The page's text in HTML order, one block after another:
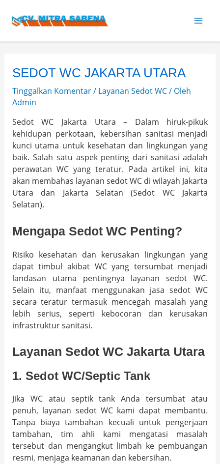
konten
SEDOT WC JAKARTA UTARA
Tinggalkan Komentar/ Layanan Sedot WC/ Oleh
Admin
Sedot WC Jakarta Utara – Dalam hiruk-pikuk
kehidupan perkotaan, kebersihan sanitasi menjadi
kunci utama untuk kesehatan dan lingkungan yang
baik. Salah satu aspek penting dari sanitasi adalah
perawatan WC yang teratur. Pada artikel ini, kita
akan membahas layanan sedot WC di wilayah Jakarta
Utara dan Jakarta Selatan (Sedot WC Jakarta
Selatan).
Mengapa Sedot WC Penting?
Risiko kesehatan dan kerusakan lingkungan yang
dapat timbul akibat WC yang tersumbat menjadi
landasan utama pentingnya layanan sedot WC.
Selain itu, manfaat menggunakan jasa sedot WC
secara teratur termasuk mencegah masalah yang
lebih serius, seperti kebocoran dan kerusakan
infrastruktur sanitasi.
Layanan Sedot WC Jakarta Utara
1. Sedot WC/Septic Tank
Jika WC atau septik tank Anda tersumbat atau
penuh, layanan sedot WC kami dapat membantu.
Tanpa biaya tambahan kecuali untuk pengerjaan
tambahan, tim ahli kami mengatasi masalah
tersebut dan mengangkut limbah ke pembuangan
resmi, menjaga keamanan dan kebersihan.
navigation